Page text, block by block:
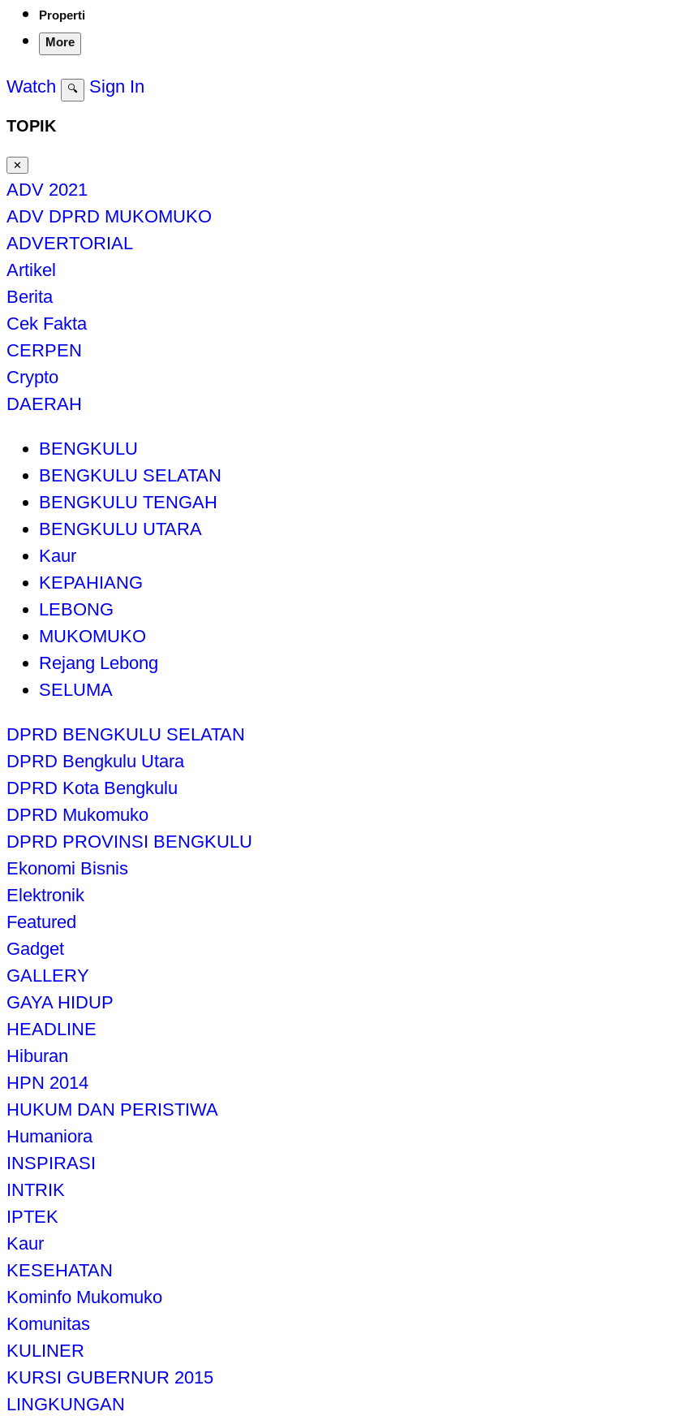
Properti
More
Watch 🔍 Sign In
TOPIK
✕
ADV 2021
ADV DPRD MUKOMUKO
ADVERTORIAL
Artikel
Berita
Cek Fakta
CERPEN
Crypto
DAERAH
BENGKULU
BENGKULU SELATAN
BENGKULU TENGAH
BENGKULU UTARA
Kaur
KEPAHIANG
LEBONG
MUKOMUKO
Rejang Lebong
SELUMA
DPRD BENGKULU SELATAN
DPRD Bengkulu Utara
DPRD Kota Bengkulu
DPRD Mukomuko
DPRD PROVINSI BENGKULU
Ekonomi Bisnis
Elektronik
Featured
Gadget
GALLERY
GAYA HIDUP
HEADLINE
Hiburan
HPN 2014
HUKUM DAN PERISTIWA
Humaniora
INSPIRASI
INTRIK
IPTEK
Kaur
KESEHATAN
Kominfo Mukomuko
Komunitas
KULINER
KURSI GUBERNUR 2015
LINGKUNGAN